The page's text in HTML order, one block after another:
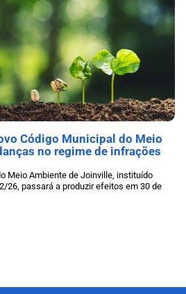
Código Municipal do Meio
no regime de infrações
Meio Ambiente de Joinville, instituído
26, passará a produzir efeitos em 30 de